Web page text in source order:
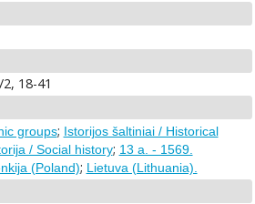
18-41
groups; Istorijos šaltiniai / Historical
/ Social history; 13 a. - 1569.
(Poland); Lietuva (Lithuania).